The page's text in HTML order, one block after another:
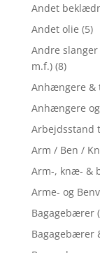
Andet
Andet olie (5)
Andre
m.f.) (8)
Anhængere &
Anhængere
Arbejdsstand
Arm / Ben /
Arm-, knæ- &
Arme- og
Bagagebærer
Bagagebærer